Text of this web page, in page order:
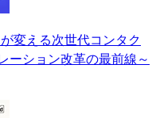
変える次世代コンタク
ーション改革の最前線～